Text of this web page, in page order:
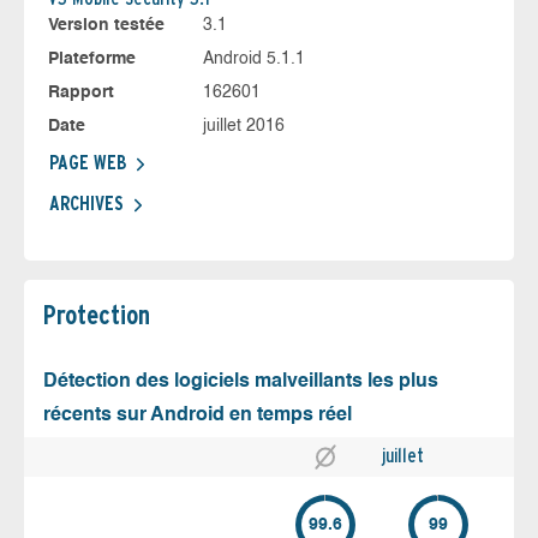
Version testée
3.1
Plateforme
Android 5.1.1
Rapport
162601
Date
juillet 2016
PAGE WEB
ARCHIVES
Protection
Détection des logiciels malveillants les plus
récents sur Android en temps réel
juillet
99.6 99